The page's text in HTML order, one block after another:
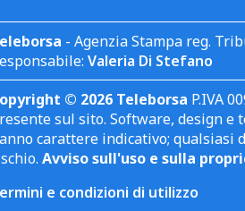
- Agenzia Stampa reg.
Valeria Di Stefano
© 2026 Teleborsa P.IVA
sul sito. Software, design e
carattere indicativo; qualsiasi
Avviso sull'uso e sulla
e condizioni di utilizzo